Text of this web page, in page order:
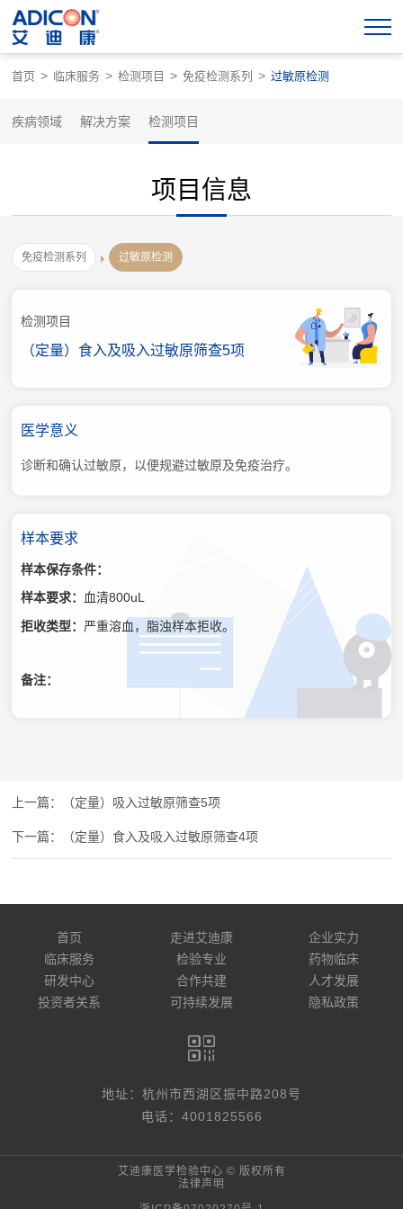
首页 > 临床服务 > 检测项目 > 免疫检测系列 > 过敏原检测
疾病领域 解决方案 检测项目
项目信息
免疫检测系列 过敏原检测
检测项目
（定量）食入及吸入过敏原筛查5项
医学意义
诊断和确认过敏原，以便规避过敏原及免疫治疗。
样本要求
样本保存条件：
样本要求： 血清800uL
拒收类型： 严重溶血，脂浊样本拒收。
备注：
（定量）吸入过敏原筛查5项
（定量）食入及吸入过敏原筛查4项
首页 走进艾迪康
企业实力
临床服务
检验专业
药物临床
研发中心
合作共建
人才发展
投资者关系
可持续发展 隐私政策
地址：杭州市西湖区振中路208号
电话：4001825566
艾迪康医学检验中心 © 版权所有
法律声明